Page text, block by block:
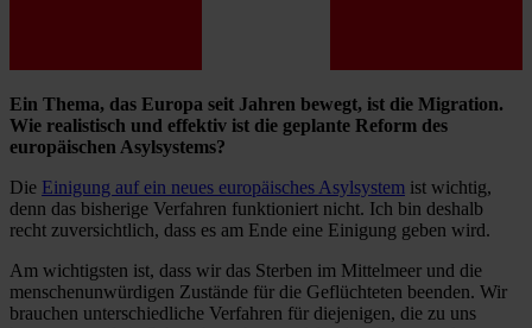
Ein Thema, das Europa seit Jahren bewegt, ist die Migration.
Wie realistisch und effektiv ist die geplante Reform des
europäischen Asylsystems?
Die Einigung auf ein neues europäisches Asylsystem ist wichtig,
denn das bisherige Verfahren funktioniert nicht. Ich bin deshalb
recht zuversichtlich, dass es am Ende eine Einigung geben wird.
Am wichtigsten ist, dass wir das Sterben im Mittelmeer und die
menschenunwürdigen Zustände für die Geflüchteten beenden. Wir
brauchen unterschiedliche Verfahren für diejenigen, die zu uns